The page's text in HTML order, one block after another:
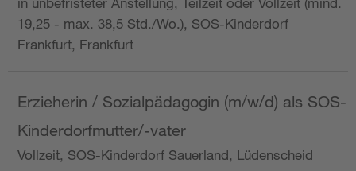
19,25 - max. 38,5 Std./Wo.), SOS-Kinderdorf
Frankfurt, Frankfurt
Erzieherin / Sozialpädagogin (m/w/d) als SOS-
Kinderdorfmutter/-vater
Vollzeit, SOS-Kinderdorf Sauerland, Lüdenscheid